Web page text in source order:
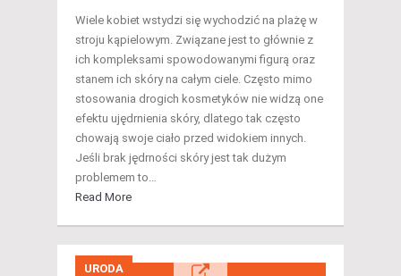
Wiele kobiet wstydzi się wychodzić na plażę w
stroju kąpielowym. Związane jest to głównie z
ich kompleksami spowodowanymi figurą oraz
stanem ich skóry na całym ciele. Często mimo
stosowania drogich kosmetyków nie widzą one
efektu ujędrnienia skóry, dlatego tak często
chowają swoje ciało przed widokiem innych.
Jeśli brak jędrności skóry jest tak dużym
problemem to…
Read More
URODA